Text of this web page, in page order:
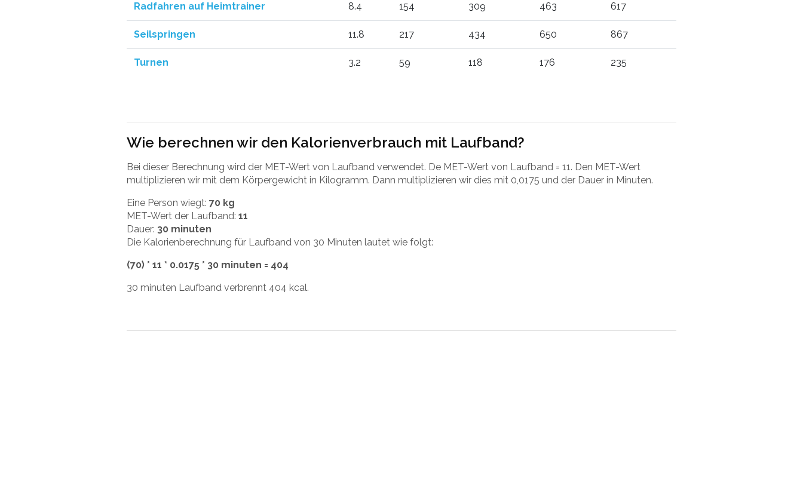
Radfahren auf Heimtrainer 8.4 154 309 463 617
Seilspringen 11.8 217 434 650 867
Turnen 3.2 59 118 176 235
Wie berechnen wir den Kalorienverbrauch mit Laufband?
Bei dieser Berechnung wird der MET-Wert von Laufband verwendet. De MET-Wert von Laufband = 11. Den MET-Wert
multiplizieren wir mit dem Körpergewicht in Kilogramm. Dann multiplizieren wir dies mit 0,0175 und der Dauer in Minuten.
Eine Person wiegt: 70 kg
MET-Wert der Laufband: 11
Dauer: 30 minuten
Die Kalorienberechnung für Laufband von 30 Minuten lautet wie folgt:
(70) * 11 * 0.0175 * 30 minuten = 404
30 minuten Laufband verbrennt 404 kcal.